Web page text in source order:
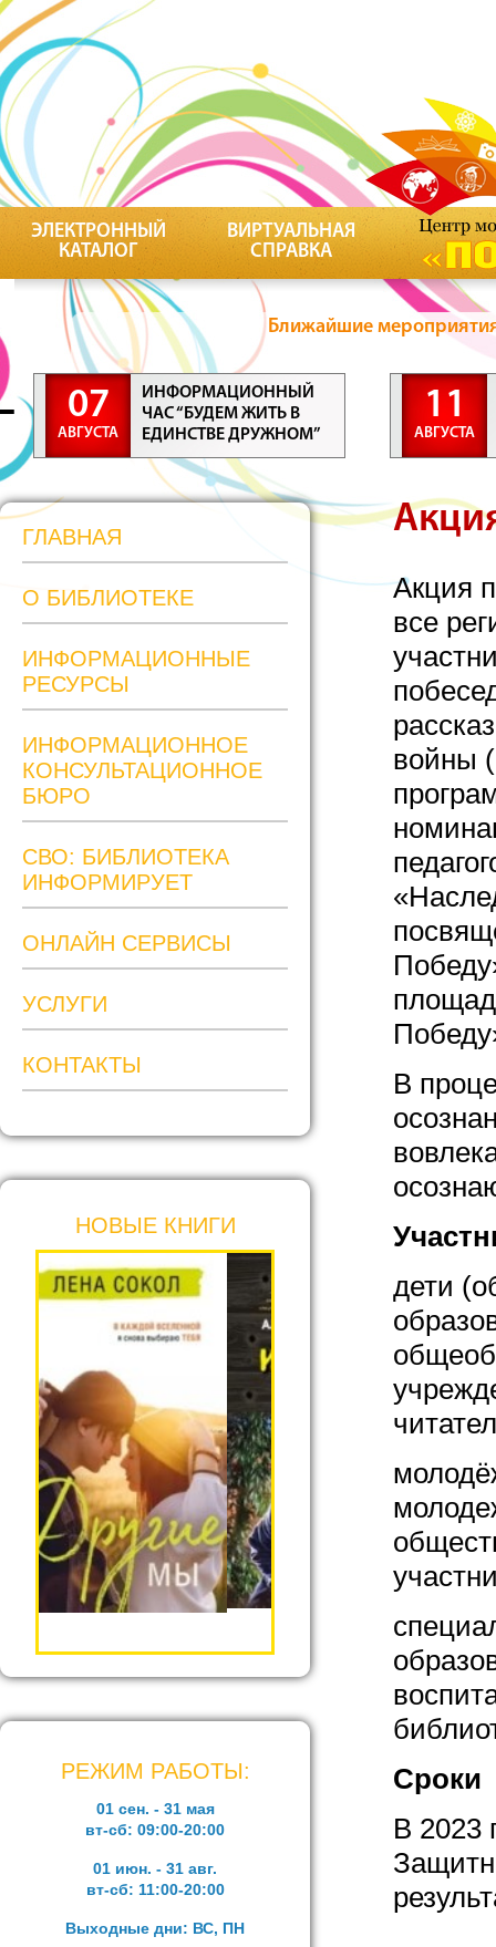
ЭЛЕКТРОННЫЙ
КАТАЛОГ
ВИРТУАЛЬНАЯ
СПРАВКА
Ближайшие
07
АВГУСТА
ИНФОРМАЦИОННЫЙ
ЧАС “БУДЕМ ЖИТЬ В
ЕДИНСТВЕ ДРУЖНОМ”
11
АВГУСТА
ГЛАВНАЯ
О БИБЛИОТЕКЕ
ИНФОРМАЦИОННЫЕ
РЕСУРСЫ
ИНФОРМАЦИОННОЕ
КОНСУЛЬТАЦИОННОЕ
БЮРО
СВО: БИБЛИОТЕКА
ИНФОРМИРУЕТ
ОНЛАЙН СЕРВИСЫ
УСЛУГИ
КОНТАКТЫ
НОВЫЕ КНИГИ
РЕЖИМ РАБОТЫ:
01 сен. - 31 мая
вт-сб: 09:00-20:00
01 июн. - 31 авг.
вт-сб: 11:00-20:00
Выходные дни: ВС, ПН
Акция
все
войны
В
дети
Сроки
В 2023